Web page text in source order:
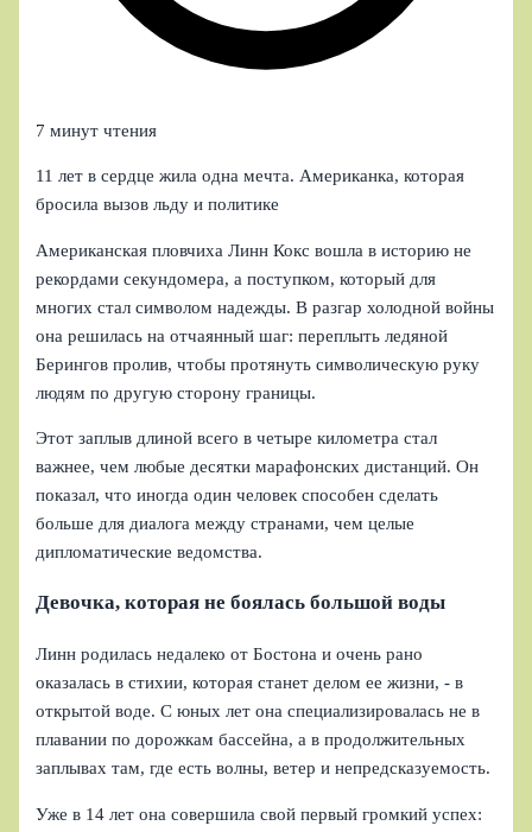
7 минут чтения
11 лет в сердце жила одна мечта. Американка, которая
бросила вызов льду и политике
Американская пловчиха Линн Кокс вошла в историю не
рекордами секундомера, а поступком, который для
многих стал символом надежды. В разгар холодной войны
она решилась на отчаянный шаг: переплыть ледяной
Берингов пролив, чтобы протянуть символическую руку
людям по другую сторону границы.
Этот заплыв длиной всего в четыре километра стал
важнее, чем любые десятки марафонских дистанций. Он
показал, что иногда один человек способен сделать
больше для диалога между странами, чем целые
дипломатические ведомства.
Девочка, которая не боялась большой воды
Линн родилась недалеко от Бостона и очень рано
оказалась в стихии, которая станет делом ее жизни, - в
открытой воде. С юных лет она специализировалась не в
плавании по дорожкам бассейна, а в продолжительных
заплывах там, где есть волны, ветер и непредсказуемость.
Уже в 14 лет она совершила свой первый громкий успех: